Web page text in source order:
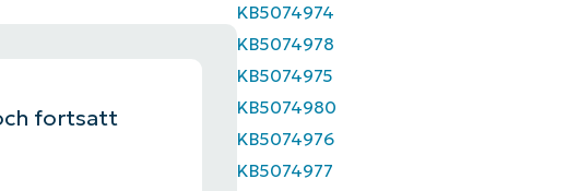
fortsatt
KB5074974
KB5074978
KB5074975
KB5074980
KB5074976
KB5074977